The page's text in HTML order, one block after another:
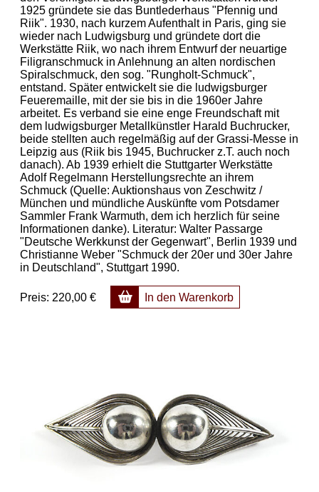
1925 gründete sie das Buntlederhaus "Pfennig und
Riik". 1930, nach kurzem Aufenthalt in Paris, ging sie
wieder nach Ludwigsburg und gründete dort die
Werkstätte Riik, wo nach ihrem Entwurf der neuartige
Filigranschmuck in Anlehnung an alten nordischen
Spiralschmuck, den sog. "Rungholt-Schmuck",
entstand. Später entwickelt sie die ludwigsburger
Feueremaille, mit der sie bis in die 1960er Jahre
arbeitet. Es verband sie eine enge Freundschaft mit
dem ludwigsburger Metallkünstler Harald Buchrucker,
beide stellten auch regelmäßig auf der Grassi-Messe in
Leipzig aus (Riik bis 1945, Buchrucker z.T. auch noch
danach). Ab 1939 erhielt die Stuttgarter Werkstätte
Adolf Regelmann Herstellungsrechte an ihrem
Schmuck (Quelle: Auktionshaus von Zeschwitz /
München und mündliche Auskünfte vom Potsdamer
Sammler Frank Warmuth, dem ich herzlich für seine
Informationen danke). Literatur: Walter Passarge
"Deutsche Werkkunst der Gegenwart", Berlin 1939 und
Christianne Weber "Schmuck der 20er und 30er Jahre
in Deutschland", Stuttgart 1990.
Preis: 220,00 € In den Warenkorb